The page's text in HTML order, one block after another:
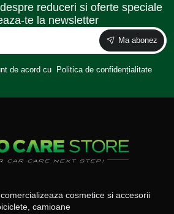
reduceri si oferte speciale
te la newsletter
Ma abonez
de acord cu Politica de confidențialitate
cosmetice si accesorii
camioane